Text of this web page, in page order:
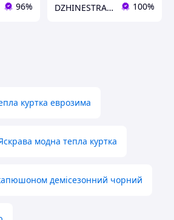
96% DZHINESTRA.com.ua Інтернет-магазин 100%
куртка еврозима
модна тепла куртка
демісезонний чорний